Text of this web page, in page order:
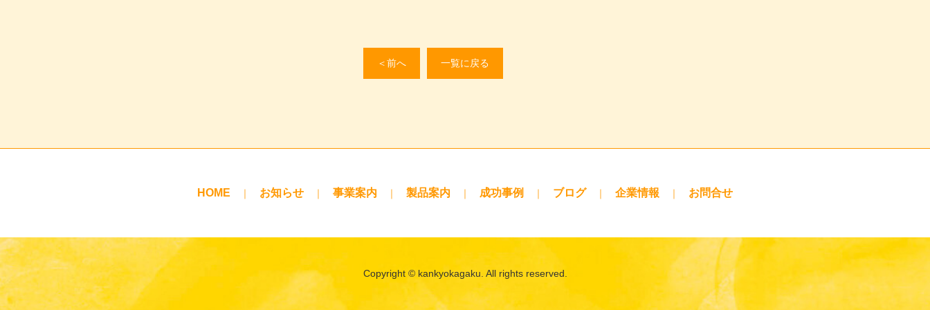
＜前へ 一覧に戻る
HOME お知らせ 事業案内 製品案内 成功事例 ブログ 企業情報 お問合せ
Copyright © kankyokagaku. All rights reserved.